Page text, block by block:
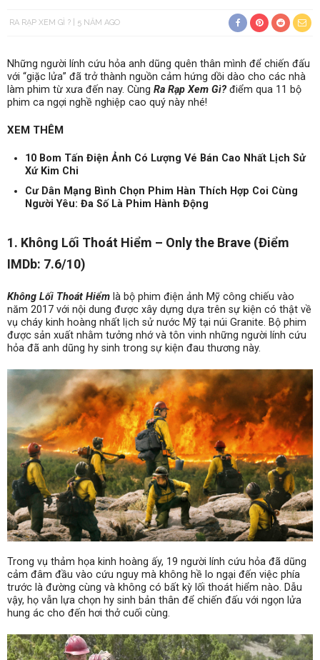
RA RẠP XEM GÌ ? 5 NĂM AGO
Những người lính cứu hỏa anh dũng quên thân mình để chiến đấu
với “giặc lửa” đã trở thành nguồn cảm hứng dồi dào cho các nhà
làm phim từ xưa đến nay. Cùng Ra Rạp Xem Gì? điểm qua 11 bộ
phim ca ngợi nghề nghiệp cao quý này nhé!
XEM THÊM
10 Bom Tấn Điện Ảnh Có Lượng Vé Bán Cao Nhất Lịch Sử
Xứ Kim Chi
Cư Dân Mạng Bình Chọn Phim Hàn Thích Hợp Coi Cùng
Người Yêu: Đa Số Là Phim Hành Động
1. Không Lối Thoát Hiểm – Only the Brave (Điểm
IMDb: 7.6/10)
Không Lối Thoát Hiểm là bộ phim điện ảnh Mỹ công chiếu vào
năm 2017 với nội dung được xây dựng dựa trên sự kiện có thật về
vụ cháy kinh hoàng nhất lịch sử nước Mỹ tại núi Granite. Bộ phim
được sản xuất nhằm tưởng nhớ và tôn vinh những người lính cứu
hỏa đã anh dũng hy sinh trong sự kiện đau thương này.
Trong vụ thảm họa kinh hoàng ấy, 19 người lính cứu hỏa đã dũng
cảm đâm đầu vào cứu nguy mà không hề lo ngại đến việc phía
trước là đường cùng và không có bất kỳ lối thoát hiểm nào. Dẫu
vậy, họ vẫn lựa chọn hy sinh bản thân để chiến đấu với ngọn lửa
hung ác cho đến hơi thở cuối cùng.